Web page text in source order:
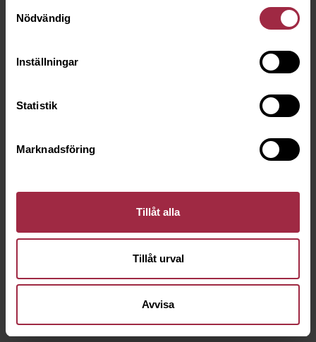
Nödvändig
Inställningar
Statistik
Marknadsföring
Tillåt alla
Tillåt urval
Avvisa